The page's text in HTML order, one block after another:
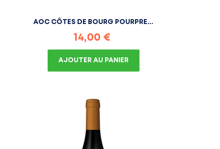
AOC CÔTES DE BOURG POURPRE...
Prix
14,00 €
AJOUTER AU PANIER